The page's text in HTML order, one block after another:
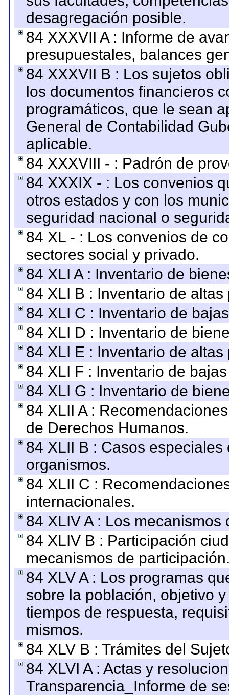
desagregación posible.
84 XXXVII A : Informe de
presupuestales, balances
84 XXXVII B : Los sujetos
los documentos financieros
programáticos, que le sean
General de Contabilidad
aplicable.
84 XXXVIII - : Padrón de
84 XXXIX - : Los convenios
otros estados y con los
seguridad nacional o
84 XL - : Los convenios de
sectores social y privado.
84 XLI A : Inventario de
84 XLI B : Inventario de
84 XLI C : Inventario de
84 XLI D : Inventario de
84 XLI E : Inventario de
84 XLI F : Inventario de
84 XLI G : Inventario de
84 XLII A :
de Derechos Humanos.
84 XLII B : Casos
organismos.
84 XLII C :
internacionales.
84 XLIV A : Los
84 XLIV B : Participación
mecanismos de
84 XLV A : Los programas
sobre la población, objetivo
tiempos de respuesta,
mismos.
84 XLV B : Trámites del
84 XLVI A : Actas y
Transparencia_Informe de